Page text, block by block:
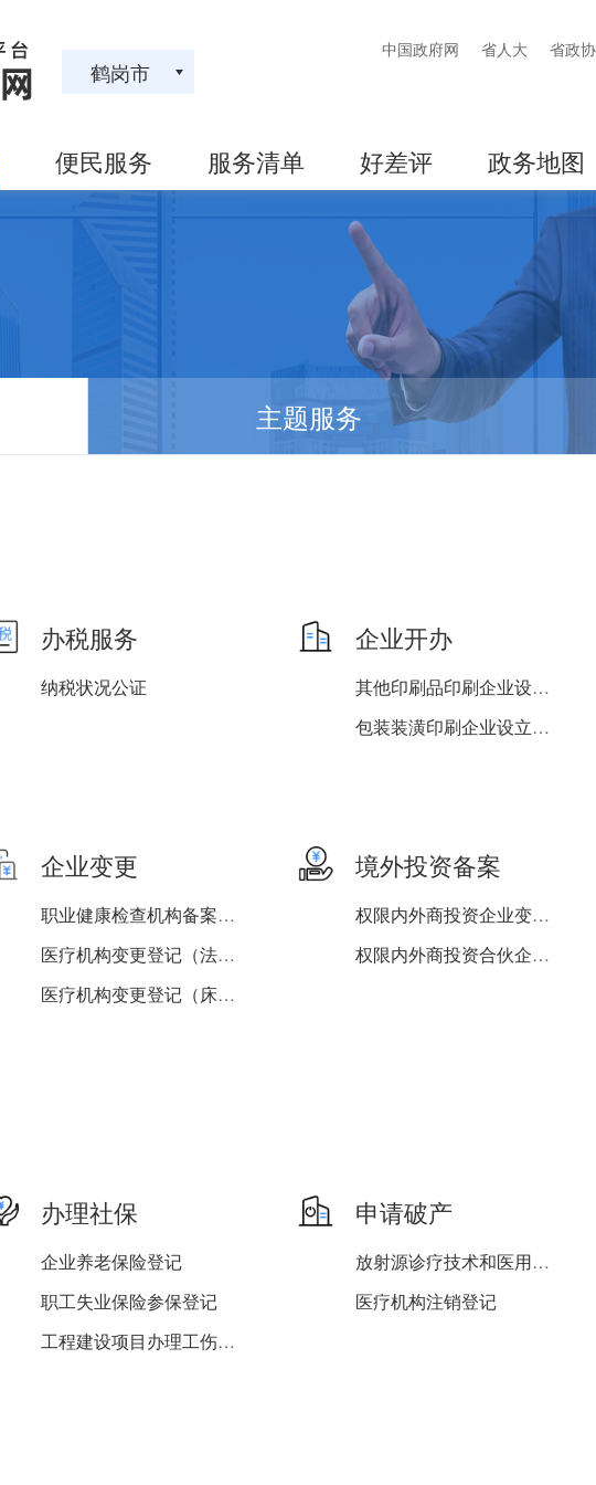
鹤岗市
中国政府网 省人大 省政协
便民服务 服务清单 好差评 政务地图
主题服务
办税服务
纳税状况公证
企业开办
其他印刷品印刷企业设立、...
包装装潢印刷企业设立、变...
企业变更
职业健康检查机构备案（变...
医疗机构变更登记（法定代...
医疗机构变更登记（床位（...
包装装潢印刷企业设立、变...
境外投资备案
权限内外商投资企业变更（...
权限内外商投资合伙企业变...
办理社保
企业养老保险登记
职工失业保险参保登记
工程建设项目办理工伤保险...
申请破产
放射源诊疗技术和医用辐射...
医疗机构注销登记